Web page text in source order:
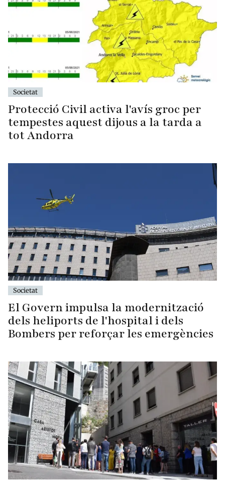
Societat
Protecció Civil activa l'avís groc per
tempestes aquest dijous a la tarda a
tot Andorra
Societat
El Govern impulsa la modernització
dels heliports de l'hospital i dels
Bombers per reforçar les emergències